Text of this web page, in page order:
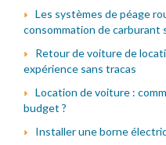
Les systèmes de péage
consommation de carburant
Retour de voiture de
expérience sans tracas
Location de voiture :
budget ?
Installer une borne